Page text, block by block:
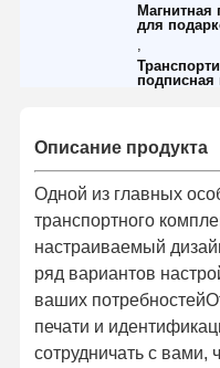
Магнитная
для
подписная
Описание продукта
Одной из главных
транспортного
настраиваемый
ряд вариантов
ваших
печати и
сотрудничать с вами,